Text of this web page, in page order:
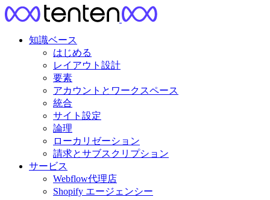
知識ベース
はじめる
レイアウト設計
要素
アカウントとワークスペース
統合
サイト設定
論理
ローカリゼーション
請求とサブスクリプション
サービス
Webflow代理店
Shopify エージェンシー